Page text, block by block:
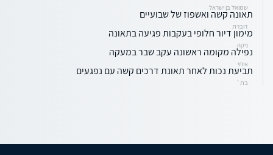
שמואל בן ישראל
תאונה קשה ואשפוז של שבועיים
דוברת
מימון דיור חלופי בעקבות פגיעה בתאונה
ניקה
נפילה מקומה ראשונה עקב שבר במעקה
איתי
תביעת נכות לאחר תאונת דרכים קשה עם נפגעים
בת`